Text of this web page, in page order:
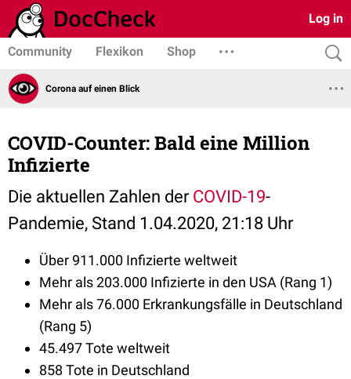
Log in
Community Flexikon Shop
Corona auf einen Blick
COVID-Counter: Bald eine Million
Infizierte
Die aktuellen Zahlen der COVID-19-
Pandemie, Stand 1.04.2020, 21:18 Uhr
Über 911.000 Infizierte weltweit
Mehr als 203.000 Infizierte in den USA (Rang 1)
Mehr als 76.000 Erkrankungsfälle in Deutschland
(Rang 5)
45.497 Tote weltweit
858 Tote in Deutschland